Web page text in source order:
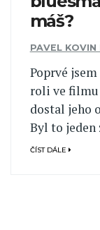
máš?
PAVEL KOVIN
Poprvé
roli ve filmu
dostal jeho
Byl to jeden
ČÍST DÁLE